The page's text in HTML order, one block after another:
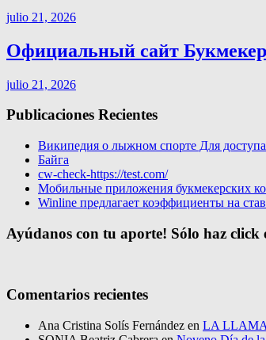
julio 21, 2026
Официальный сайт
julio 21, 2026
Publicaciones Recientes
Википедия о лыжном спорте Для
Байга
cw-check-https://test.com/
Мобильные приложения букмекерских
Winline предлагает коэффициенты на
Ayúdanos con tu aporte! Sólo haz click
Comentarios recientes
Ana Cristina Solís Fernández en LA